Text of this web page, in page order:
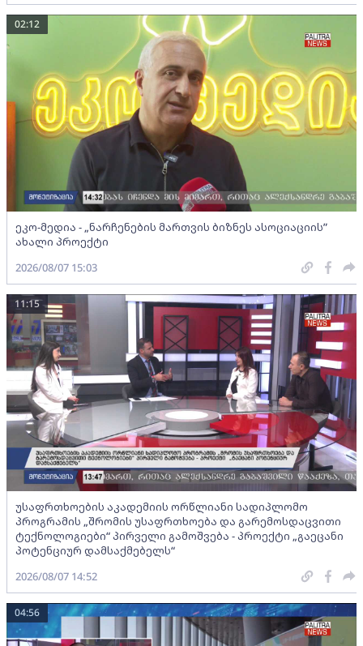
ეკო-მედია - „ნარჩენების მართვის ბიზნეს ასოციაციის”
ახალი პროექტი
02:12
2026/08/07 15:03
უსაფრთხოების აკადემიის ორწლიანი სადიპლომო
პროგრამის „შრომის უსაფრთხოება და გარემოსდაცვითი
ტექნოლოგიები“ პირველი გამოშვება - პროექტი „გაეცანი
პოტენციურ დამსაქმებელს“
11:15
2026/08/07 14:52
04:56